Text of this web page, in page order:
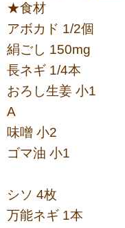
★食材
アボカド 1/2個
絹ごし 150mg
長ネギ 1/4本
おろし生姜 小1
A
味噌 小2
ゴマ油 小1
シソ 4枚
万能ネギ 1本